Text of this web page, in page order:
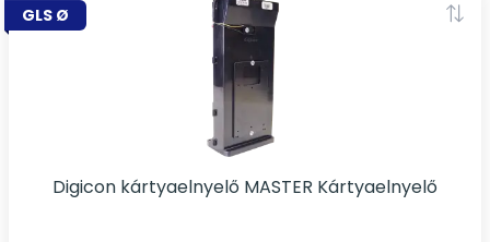
GLS Ø
Digicon kártyaelnyelő MASTER Kártyaelnyelő